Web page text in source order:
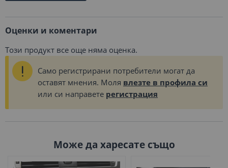
Оценки и коментари
Този продукт все още няма оценка.
Само регистрирани потребители могат да
оставят мнения. Моля влезте в профила си
или си направете регистрация
Може да харесате също